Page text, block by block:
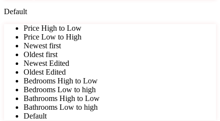
Default
Price High to Low
Price Low to High
Newest first
Oldest first
Newest Edited
Oldest Edited
Bedrooms High to Low
Bedrooms Low to high
Bathrooms High to Low
Bathrooms Low to high
Default